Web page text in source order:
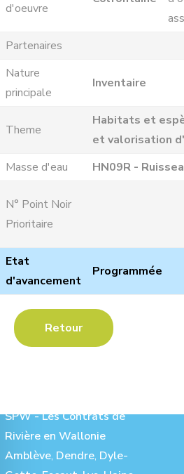
d'oeuvre
Partenaires
Nature
principale
Inventaire
Theme
Habitats et
et valorisation
Masse d'eau
HN09R -
N° Point Noir
Prioritaire
Etat
d'avancement
Programmée
Retour
SPW - Les Contrats de
Rivière en Wallonie
Amblève, Dendre, Dyle-